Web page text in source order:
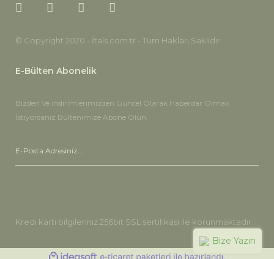
Bize Yazın
© Copyright 2020 - İtals.com.tr - Tüm Hakları Saklıdır.
E-Bülten Abonelik
Bizden Ve indirimlerimizden Güncel Olarak Haberdar Olmak
İstiyorsanız Bültenimize Abone Olun.
Kredi kartı bilgileriniz 256bit SSL sertifikası ile korunmaktadır.
ideasoft e-